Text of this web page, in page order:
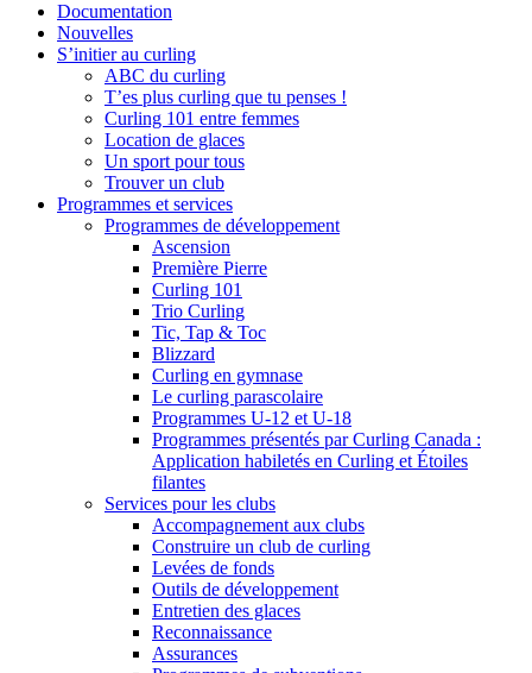
Documentation
Nouvelles
S’initier au curling
ABC du curling
T’es plus curling que tu penses !
Curling 101 entre femmes
Location de glaces
Un sport pour tous
Trouver un club
Programmes et services
Programmes de développement
Ascension
Première Pierre
Curling 101
Trio Curling
Tic, Tap & Toc
Blizzard
Curling en gymnase
Le curling parascolaire
Programmes U-12 et U-18
Programmes présentés par Curling Canada :
Application habiletés en Curling et Étoiles
filantes
Services pour les clubs
Accompagnement aux clubs
Construire un club de curling
Levées de fonds
Outils de développement
Entretien des glaces
Reconnaissance
Assurances